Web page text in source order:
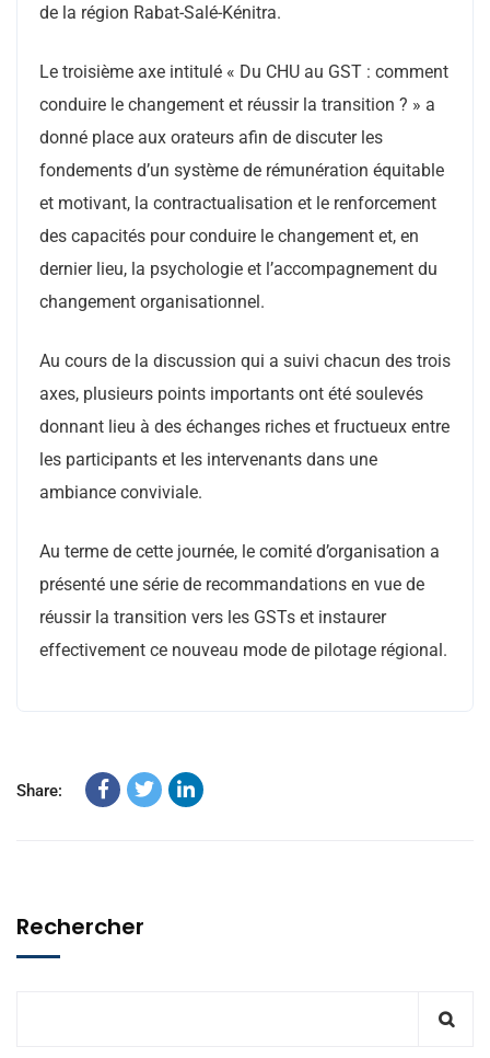
de la région Rabat-Salé-Kénitra.
Le troisième axe intitulé « Du CHU au GST : comment
conduire le changement et réussir la transition ? » a
donné place aux orateurs afin de discuter les
fondements d’un système de rémunération équitable
et motivant, la contractualisation et le renforcement
des capacités pour conduire le changement et, en
dernier lieu, la psychologie et l’accompagnement du
changement organisationnel.
Au cours de la discussion qui a suivi chacun des trois
axes, plusieurs points importants ont été soulevés
donnant lieu à des échanges riches et fructueux entre
les participants et les intervenants dans une
ambiance conviviale.
Au terme de cette journée, le comité d’organisation a
présenté une série de recommandations en vue de
réussir la transition vers les GSTs et instaurer
effectivement ce nouveau mode de pilotage régional.
Share:
Rechercher